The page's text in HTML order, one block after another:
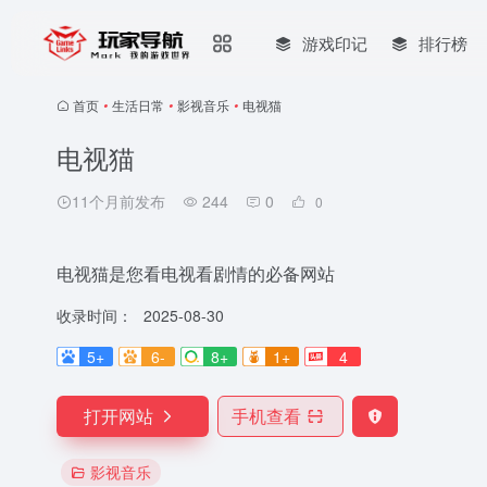
游戏印记 排行榜
首页 • 生活日常 • 影视音乐 • 电视猫
电视猫
11个月前发布 244 0 0
电视猫是您看电视看剧情的必备网站
收录时间：
2025-08-30
5+
6- 8+ 1+ 4
打开网站 手机查看
影视音乐